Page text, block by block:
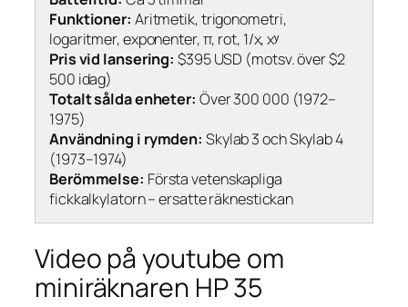
Funktioner: Aritmetik, trigonometri,
logaritmer, exponenter, π, rot, 1/x, xʸ
Pris vid lansering: $395 USD (motsv. över $2
500 idag)
Totalt sålda enheter: Över 300 000 (1972–
1975)
Användning i rymden: Skylab 3 och Skylab 4
(1973–1974)
Berömmelse: Första vetenskapliga
fickkalkylatorn – ersatte räknestickan
Video på youtube om
miniräknaren HP 35